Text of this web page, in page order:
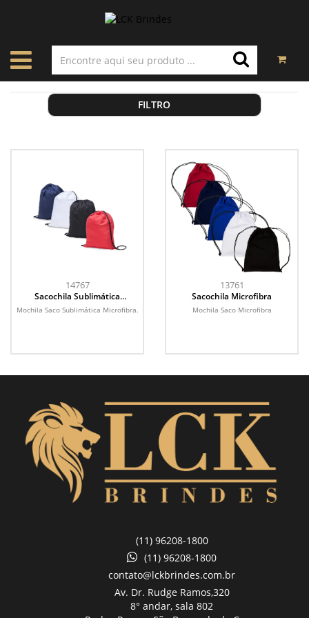
FILTRO
14767
Sacochila Sublimática
Microfibra
Mochila Saco Sublimática Microfibra.
13761
Sacochila Microfibra
Mochila Saco Microfibra
(11) 96208-1800
(11) 96208-1800
contato@lckbrindes.com.br
Av. Dr. Rudge Ramos,320
8° andar, sala 802